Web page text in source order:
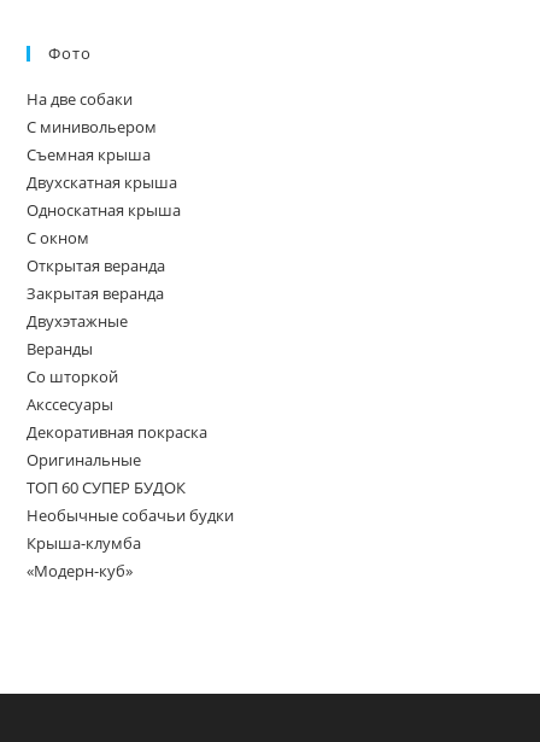
Фото
На две собаки
С минивольером
Съемная крыша
Двухскатная крыша
Односкатная крыша
С окном
Открытая веранда
Закрытая веранда
Двухэтажные
Веранды
Со шторкой
Акссесуары
Декоративная покраска
Оригинальные
ТОП 60 СУПЕР БУДОК
Необычные собачьи будки
Крыша-клумба
«Модерн-куб»